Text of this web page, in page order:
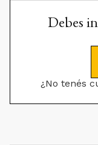
Debes
¿No tenés